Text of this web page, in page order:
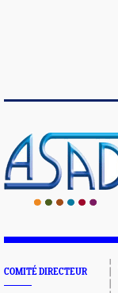
COMITÉ DIRECTEUR